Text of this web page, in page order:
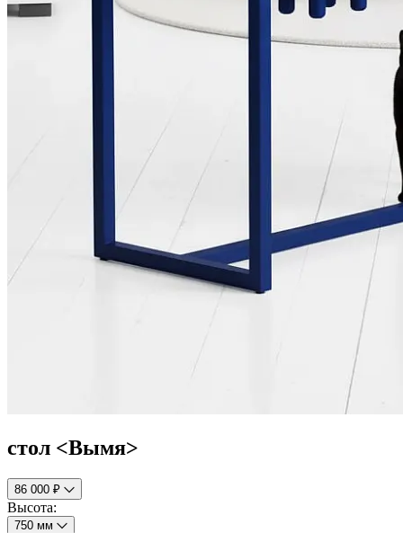
стол <Вымя>
86 000 ₽
Высота:
750 мм